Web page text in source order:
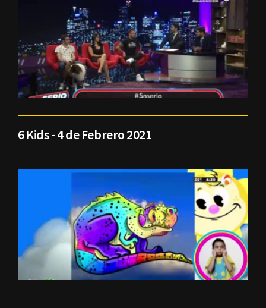
6 Kids - 4 de Febrero 2021